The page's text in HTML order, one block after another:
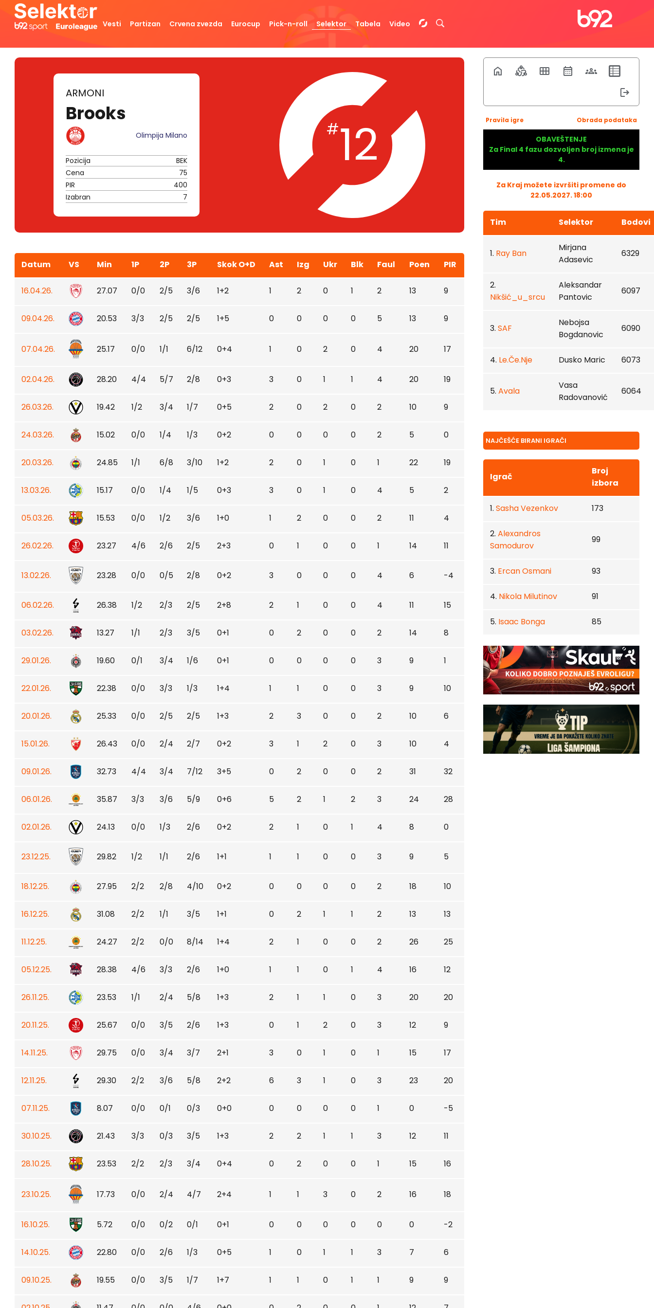
Vesti Partizan Crvena zvezda Eurocup Pick-n-roll Selektor Tabela Video
ARMONI
Brooks
Olimpija Milano
Pozicija
BEK
Cena
75
PIR
400
Izabran
7
#12
Datum VS Min 1P 2P 3P Skok O+D Ast Izg Ukr Blk Faul Poen PIR
16.04.26. 27.07 0/0 2/5 3/6 1+2 1 2 0 1 2 13 9
09.04.26. 20.53 3/3 2/5 2/5 1+5 0 0 0 0 5 13 9
07.04.26. 25.17 0/0 1/1 6/12 0+4 1 0 2 0 4 20 17
02.04.26. 28.20 4/4 5/7 2/8 0+3 3 0 1 1 4 20 19
26.03.26. 19.42 1/2 3/4 1/7 0+5 2 0 2 0 2 10 9
24.03.26. 15.02 0/0 1/4 1/3 0+2 0 0 0 0 2 5 0
20.03.26. 24.85 1/1 6/8 3/10 1+2 2 0 1 0 1 22 19
13.03.26. 15.17 0/0 1/4 1/5 0+3 3 0 1 0 4 5 2
05.03.26. 15.53 0/0 1/2 3/6 1+0 1 2 0 0 2 11 4
26.02.26. 23.27 4/6 2/6 2/5 2+3 0 1 0 0 1 14 11
13.02.26. 23.28 0/0 0/5 2/8 0+2 3 0 0 0 4 6 -4
06.02.26. 26.38 1/2 2/3 2/5 2+8 2 1 0 0 4 11 15
03.02.26. 13.27 1/1 2/3 3/5 0+1 0 2 0 0 2 14 8
29.01.26. 19.60 0/1 3/4 1/6 0+1 0 0 0 0 3 9 1
22.01.26. 22.38 0/0 3/3 1/3 1+4 1 1 0 0 3 9 10
20.01.26. 25.33 0/0 2/5 2/5 1+3 2 3 0 0 2 10 6
15.01.26. 26.43 0/0 2/4 2/7 0+2 3 1 2 0 3 10 4
09.01.26. 32.73 4/4 3/4 7/12 3+5 0 2 0 0 2 31 32
06.01.26. 35.87 3/3 3/6 5/9 0+6 5 2 1 2 3 24 28
02.01.26. 24.13 0/0 1/3 2/6 0+2 2 1 0 1 4 8 0
23.12.25. 29.82 1/2 1/1 2/6 1+1 1 1 0 0 3 9 5
18.12.25. 27.95 2/2 2/8 4/10 0+2 0 0 0 0 2 18 10
16.12.25. 31.08 2/2 1/1 3/5 1+1 0 2 1 1 2 13 13
11.12.25. 24.27 2/2 0/0 8/14 1+4 2 1 0 0 2 26 25
05.12.25. 28.38 4/6 3/3 2/6 1+0 1 1 0 1 4 16 12
26.11.25. 23.53 1/1 2/4 5/8 1+3 2 1 1 0 3 20 20
20.11.25. 25.67 0/0 3/5 2/6 1+3 0 1 2 0 3 12 9
14.11.25. 29.75 0/0 3/4 3/7 2+1 3 0 1 0 1 15 17
12.11.25. 29.30 2/2 3/6 5/8 2+2 6 3 1 0 3 23 20
07.11.25. 8.07 0/0 0/1 0/3 0+0 0 0 0 0 1 0 -5
30.10.25. 21.43 3/3 0/3 3/5 1+3 2 2 1 1 3 12 11
28.10.25. 23.53 2/2 2/3 3/4 0+4 0 2 0 0 1 15 16
23.10.25. 17.73 0/0 2/4 4/7 2+4 1 1 3 0 2 16 18
16.10.25. 5.72 0/0 0/2 0/1 0+1 0 0 0 0 0 0 -2
14.10.25. 22.80 0/0 2/6 1/3 0+5 1 0 1 1 3 7 6
09.10.25. 19.55 0/0 3/5 1/7 1+7 1 1 0 1 1 9 9
Pravila igre Obrada podataka
OBAVEŠTENJE
Za Final 4 fazu dozvoljen broj izmena je
4.
Za Kraj možete izvršiti promene do
22.05.2027. 18:00
Tim Selektor Bodovi
1. Ray Ban
Mirjana
Adasevic
6329
2.
Nikšić_u_srcu
Aleksandar
Pantovic
6097
3. SAF
Nebojsa
Bogdanovic
6090
4. Le.Če.Nje Dusko Maric 6073
5. Avala
Vasa
Radovanović
6064
NAJČEŠĆE BIRANI IGRAČI
Igrač
Broj
izbora
1. Sasha Vezenkov 173
2. Alexandros
Samodurov
99
3. Ercan Osmani 93
4. Nikola Milutinov 91
5. Isaac Bonga 85